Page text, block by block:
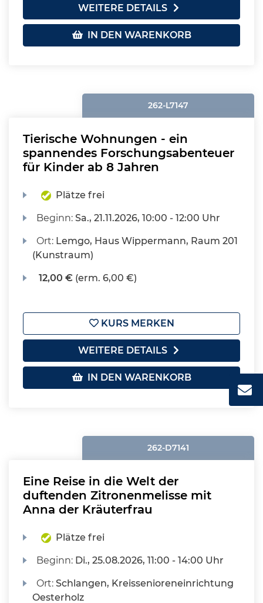
WEITERE DETAILS
IN DEN WARENKORB
262-L7147
Tierische Wohnungen - ein
spannendes Forschungsabenteuer
für Kinder ab 8 Jahren
Plätze frei
Beginn:Sa., 21.11.2026, 10:00 - 12:00 Uhr
Ort: Lemgo, Haus Wippermann, Raum 201
(Kunstraum)
12,00 € (erm. 6,00 €)
KURS MERKEN
WEITERE DETAILS
IN DEN WARENKORB
262-D7141
Eine Reise in die Welt der
duftenden Zitronenmelisse mit
Anna der Kräuterfrau
Plätze frei
Beginn: Di., 25.08.2026, 11:00 - 14:00 Uhr
Ort:Schlangen, Kreissenioreneinrichtung
Oesterholz